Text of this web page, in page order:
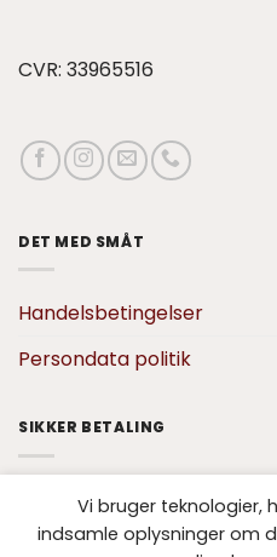
CVR: 33965516
DET MED SMÅT
Handelsbetingelser
Persondata politik
SIKKER BETALING
Vi bruger teknologier,
indsamle oplysninger om